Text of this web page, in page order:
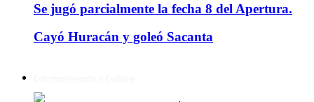
Se jugó parcialmente la fecha 8 del Apertura.
Cayó Huracán y goleó Sacanta